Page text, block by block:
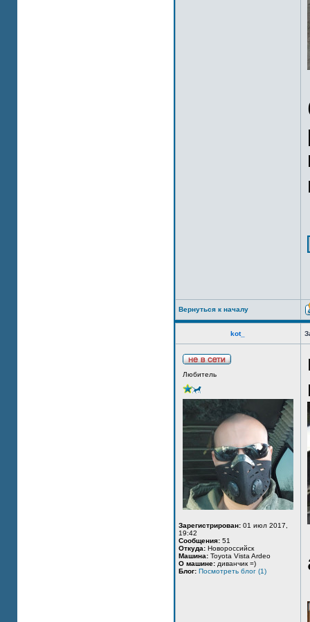
Вернуться к началу
kot_
Любитель
Зарегистрирован: 01 июл 2017,
19:42
Сообщения: 51
Откуда: Новороссийск
Машина: Toyota Vista Ardeo
О машине: диванчик =)
Блог: Посмотреть блог (1)